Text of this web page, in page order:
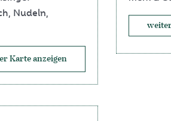
, Nudeln,
Karte anzeigen